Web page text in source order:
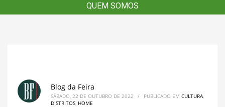
QUEM SOMOS
QUEM SOMOS
Blog da Feira
SÁBADO, 22 DE OUTUBRO DE 2022 / PUBLICADO EM CULTURA,
DISTRITOS, HOME